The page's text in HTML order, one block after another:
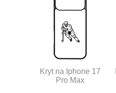
Kryt na Iphone 17
Pro Max